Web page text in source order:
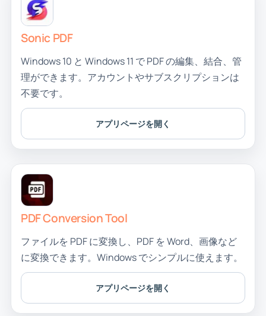
Sonic PDF
Windows 10 と Windows 11 で PDF の編集、結合、管
理ができます。アカウントやサブスクリプションは
不要です。
アプリページを開く
PDF Conversion Tool
ファイルを PDF に変換し、PDF を Word、画像など
に変換できます。Windows でシンプルに使えます。
アプリページを開く